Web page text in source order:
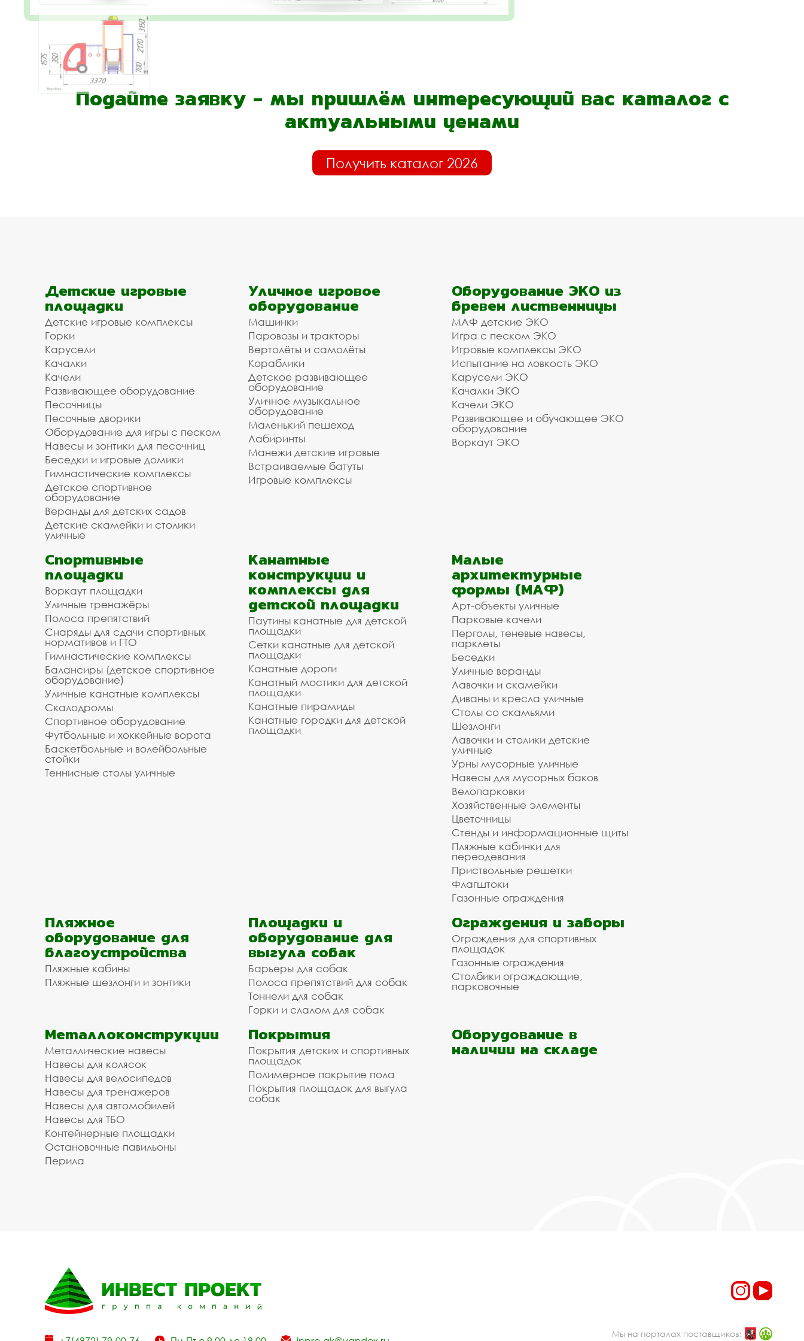
Подайте заявку - мы пришлём интересующий вас каталог с
актуальными ценами
Получить каталог 2026
Детские игровые
площадки
Детские игровые комплексы
Горки
Карусели
Качалки
Качели
Развивающее оборудование
Песочницы
Песочные дворики
Оборудование для игры с песком
Навесы и зонтики для песочниц
Беседки и игровые домики
Гимнастические комплексы
Детское спортивное
оборудование
Веранды для детских садов
Детские скамейки и столики
уличные
Уличное игровое
оборудование
Машинки
Паровозы и тракторы
Вертолёты и самолёты
Кораблики
Детское развивающее
оборудование
Уличное музыкальное
оборудование
Маленький пешеход
Лабиринты
Манежи детские игровые
Встраиваемые батуты
Игровые комплексы
Оборудование ЭКО из
бревен лиственницы
МАФ детские ЭКО
Игра с песком ЭКО
Игровые комплексы ЭКО
Испытание на ловкость ЭКО
Карусели ЭКО
Качалки ЭКО
Качели ЭКО
Развивающее и обучающее ЭКО
оборудование
Воркаут ЭКО
Спортивные
площадки
Воркаут площадки
Уличные тренажёры
Полоса препятствий
Снаряды для сдачи спортивных
нормативов и ГТО
Гимнастические комплексы
Балансиры (детское спортивное
оборудование)
Уличные канатные комплексы
Скалодромы
Спортивное оборудование
Футбольные и хоккейные ворота
Баскетбольные и волейбольные
стойки
Теннисные столы уличные
Канатные
конструкции и
комплексы для
детской площадки
Паутины канатные для детской
площадки
Сетки канатные для детской
площадки
Канатные дороги
Канатный мостики для детской
площадки
Канатные пирамиды
Канатные городки для детской
площадки
Малые
архитектурные
формы (МАФ)
Арт-объекты уличные
Парковые качели
Перголы, теневые навесы,
парклеты
Беседки
Уличные веранды
Лавочки и скамейки
Диваны и кресла уличные
Столы со скамьями
Шезлонги
Лавочки и столики детские
уличные
Урны мусорные уличные
Навесы для мусорных баков
Велопарковки
Хозяйственные элементы
Цветочницы
Стенды и информационные щиты
Пляжные кабинки для
переодевания
Приствольные решетки
Флагштоки
Газонные ограждения
Пляжное
оборудование для
благоустройства
Пляжные кабины
Пляжные шезлонги и зонтики
Площадки и
оборудование для
выгула собак
Барьеры для собак
Полоса препятствий для собак
Тоннели для собак
Горки и слалом для собак
Ограждения и заборы
Ограждения для спортивных
площадок
Газонные ограждения
Столбики ограждающие,
парковочные
Металлоконструкции
Металлические навесы
Навесы для колясок
Навесы для велосипедов
Навесы для тренажеров
Навесы для автомобилей
Навесы для ТБО
Контейнерные площадки
Остановочные павильоны
Перила
Покрытия
Покрытия детских и спортивных
площадок
Полимерное покрытие пола
Покрытия площадок для выгула
собак
Оборудование в
наличии на складе
Мы на порталах поставщиков: